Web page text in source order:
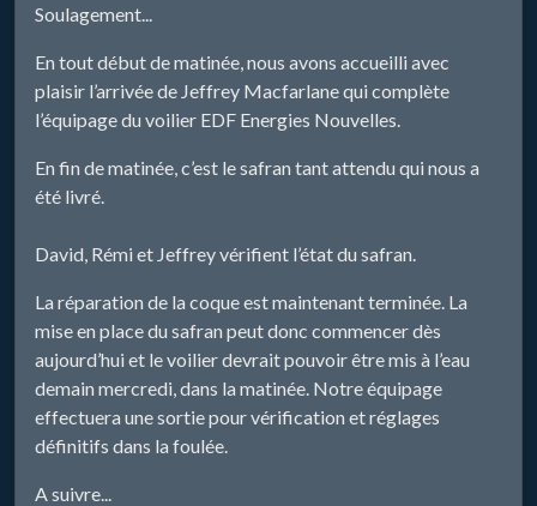
Soulagement...
En tout début de matinée, nous avons accueilli avec
plaisir l’arrivée de Jeffrey Macfarlane qui complète
l’équipage du voilier EDF Energies Nouvelles.
En fin de matinée, c’est le safran tant attendu qui nous a
été livré.
David, Rémi et Jeffrey vérifient l’état du safran.
La réparation de la coque est maintenant terminée. La
mise en place du safran peut donc commencer dès
aujourd’hui et le voilier devrait pouvoir être mis à l’eau
demain mercredi, dans la matinée. Notre équipage
effectuera une sortie pour vérification et réglages
définitifs dans la foulée.
A suivre...